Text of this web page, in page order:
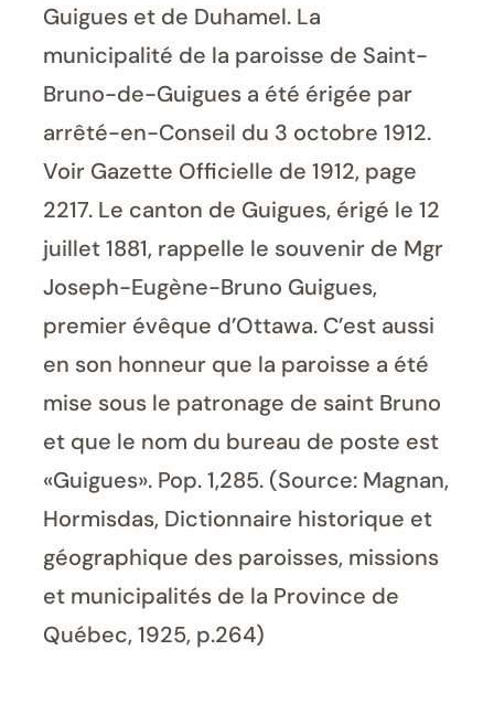
Guigues et de Duhamel. La
municipalité de la paroisse de Saint-
Bruno-de-Guigues a été érigée par
arrêté-en-Conseil du 3 octobre 1912.
Voir Gazette Officielle de 1912, page
2217. Le canton de Guigues, érigé le 12
juillet 1881, rappelle le souvenir de Mgr
Joseph-Eugène-Bruno Guigues,
premier évêque d’Ottawa. C’est aussi
en son honneur que la paroisse a été
mise sous le patronage de saint Bruno
et que le nom du bureau de poste est
«Guigues». Pop. 1,285. (Source: Magnan,
Hormisdas, Dictionnaire historique et
géographique des paroisses, missions
et municipalités de la Province de
Québec, 1925, p.264)